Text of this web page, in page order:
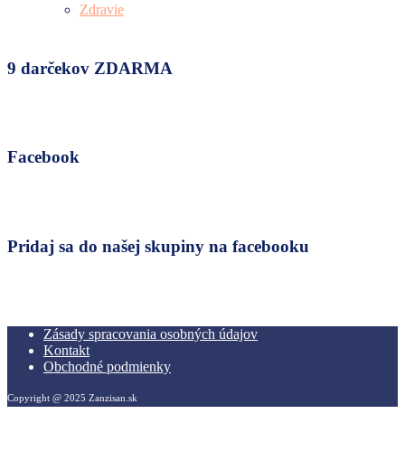
Zdravie
9 darčekov ZDARMA
Facebook
Pridaj sa do našej skupiny na facebooku
Zásady spracovania osobných údajov
Kontakt
Obchodné podmienky
Copyright @ 2025 Zanzisan.sk